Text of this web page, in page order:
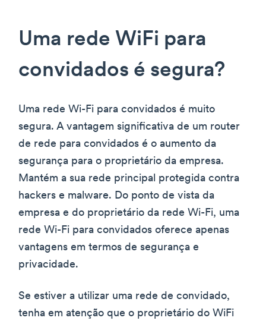
Uma rede WiFi para
convidados é segura?
Uma rede Wi-Fi para convidados é muito
segura. A vantagem significativa de um router
de rede para convidados é o aumento da
segurança para o proprietário da empresa.
Mantém a sua rede principal protegida contra
hackers e malware. Do ponto de vista da
empresa e do proprietário da rede Wi-Fi, uma
rede Wi-Fi para convidados oferece apenas
vantagens em termos de segurança e
privacidade.
Se estiver a utilizar uma rede de convidado,
tenha em atenção que o proprietário do WiFi